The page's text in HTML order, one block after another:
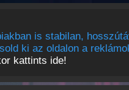
is stabilan,
ki az oldalon a
kattints ide!